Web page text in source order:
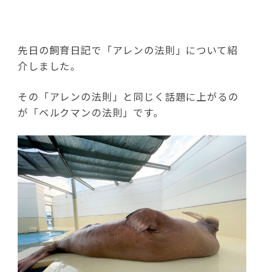
先日の飼育日記で「アレンの法則」について紹
介しました。
その「アレンの法則」と同じく話題に上がるの
が「ベルクマンの法則」です。